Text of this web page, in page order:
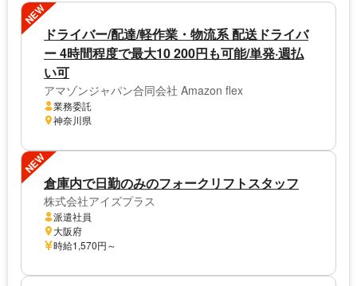
NEW
ドライバー/配達/軽作業・物流系 配送ドライバ
ー 4時間程度で最大10 200円も可能/単発·週払
い可
アマゾンジャパン合同会社 Amazon flex
業務委託
神奈川県
NEW
倉庫内で日勤のみのフォークリフトスタッフ
株式会社アイズプラス
派遣社員
大阪府
時給1,570円～